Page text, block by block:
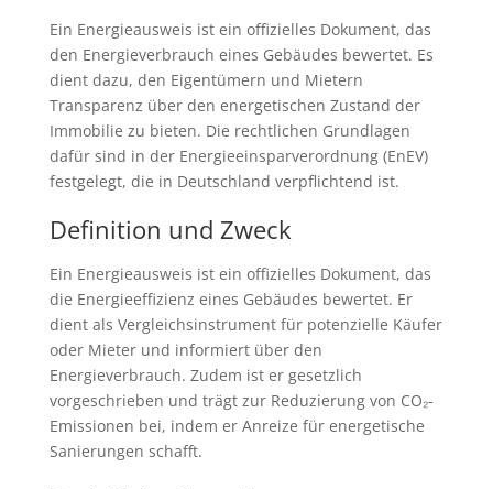
Ein Energieausweis ist ein offizielles Dokument, das
den Energieverbrauch eines Gebäudes bewertet. Es
dient dazu, den Eigentümern und Mietern
Transparenz über den energetischen Zustand der
Immobilie zu bieten. Die rechtlichen Grundlagen
dafür sind in der Energieeinsparverordnung (EnEV)
festgelegt, die in Deutschland verpflichtend ist.
Definition und Zweck
Ein Energieausweis ist ein offizielles Dokument, das
die Energieeffizienz eines Gebäudes bewertet. Er
dient als Vergleichsinstrument für potenzielle Käufer
oder Mieter und informiert über den
Energieverbrauch. Zudem ist er gesetzlich
vorgeschrieben und trägt zur Reduzierung von CO₂-
Emissionen bei, indem er Anreize für energetische
Sanierungen schafft.